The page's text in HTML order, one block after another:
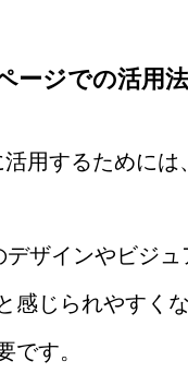
ージでの活用法
用するためには
ザインやビジュ
感じられやすく
です。